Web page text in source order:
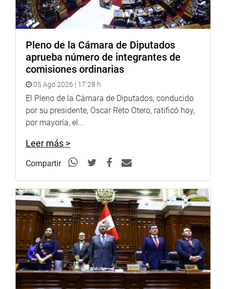
PRENSA-CONGRESO
Enseguida transmitiremos la ampliación de esta noticia.
http://www.congreso.gob.pe/
Facebook: https://www.facebook.com/congresoperu
Youtube:http://www.youtube.com/congresoperu
Soundcloud:
Pleno de la Cámara de Diputados
aprueba número de integrantes de
comisiones ordinarias
05 Ago 2026 | 17:28 h
El Pleno de la Cámara de Diputados, conducido
por su presidente, Oscar Reto Otero, ratificó hoy,
por mayoría, el...
Leer más >
Compartir